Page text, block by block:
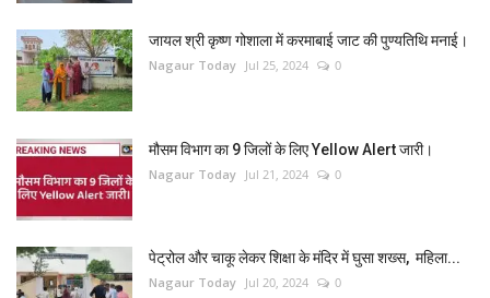
जायल श्री कृष्ण गोशाला में करमाबाई जाट की पुण्यतिथि मनाई।
Nagaur Today Jul 25, 2024 0
मौसम विभाग का 9 जिलों के लिए Yellow Alert जारी।
Nagaur Today Jul 21, 2024 0
पेट्रोल और चाकू लेकर शिक्षा के मंदिर में घुसा शख्स, महिला...
Nagaur Today Jul 20, 2024 0